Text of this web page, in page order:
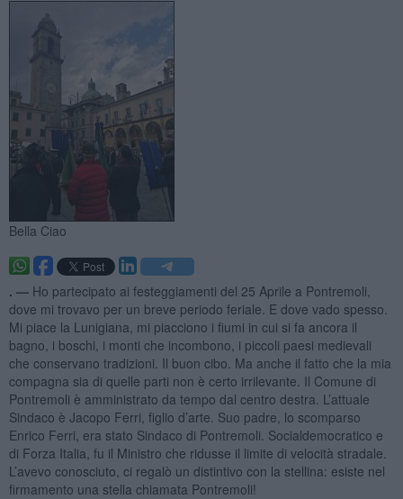
Bella Ciao
. — Ho partecipato ai festeggiamenti del 25 Aprile a Pontremoli,
dove mi trovavo per un breve periodo feriale. E dove vado spesso.
Mi piace la Lunigiana, mi piacciono i fiumi in cui si fa ancora il
bagno, i boschi, i monti che incombono, i piccoli paesi medievali
che conservano tradizioni. Il buon cibo. Ma anche il fatto che la mia
compagna sia di quelle parti non è certo irrilevante. Il Comune di
Pontremoli è amministrato da tempo dal centro destra. L’attuale
Sindaco è Jacopo Ferri, figlio d’arte. Suo padre, lo scomparso
Enrico Ferri, era stato Sindaco di Pontremoli. Socialdemocratico e
di Forza Italia, fu il Ministro che ridusse il limite di velocità stradale.
L’avevo conosciuto, ci regalò un distintivo con la stellina: esiste nel
firmamento una stella chiamata Pontremoli!